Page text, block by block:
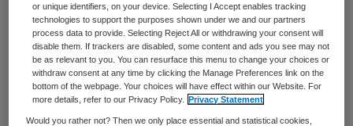
verpleeghuiszorg, thuiszorg en
dagbesteding op zeven locaties.
Bestuurder José Geertsema, die in
september 2022 werd aangesteld, raakte
or unique identifiers, on your device. Selecting I Accept enables tracking
technologies to support the purposes shown under we and our partners
process data to provide. Selecting Reject All or withdrawing your consent will
disable them. If trackers are disabled, some content and ads you see may not
be as relevant to you. You can resurface this menu to change your choices or
withdraw consent at any time by clicking the Manage Preferences link on the
bottom of the webpage. Your choices will have effect within our Website. For
more details, refer to our Privacy Policy.
Privacy Statement
Would you rather not? Then we only place essential and statistical cookies,